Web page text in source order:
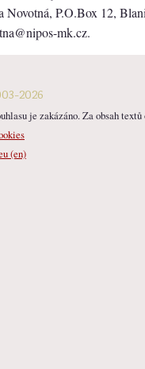
P.O.Box 12,
mk.cz.
2026
je zakázáno. Za obsah
(en)